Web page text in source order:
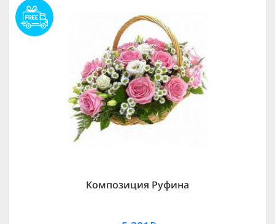
Композиция Руфина